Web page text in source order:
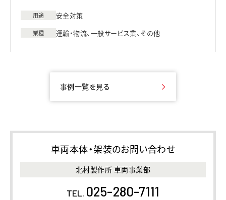
用途 安全対策
業種 運輸・物流、一般サービス業、その他
事例一覧を見る
車両本体・架装のお問い合わせ
北村製作所 車両事業部
TEL. 025-280-7111